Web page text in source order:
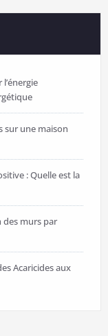
sur une maison
: Quelle est la
des murs par
Acaricides aux